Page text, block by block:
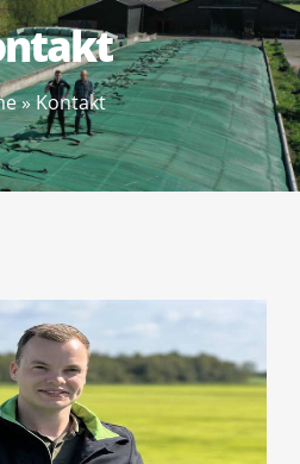
»Kontakt